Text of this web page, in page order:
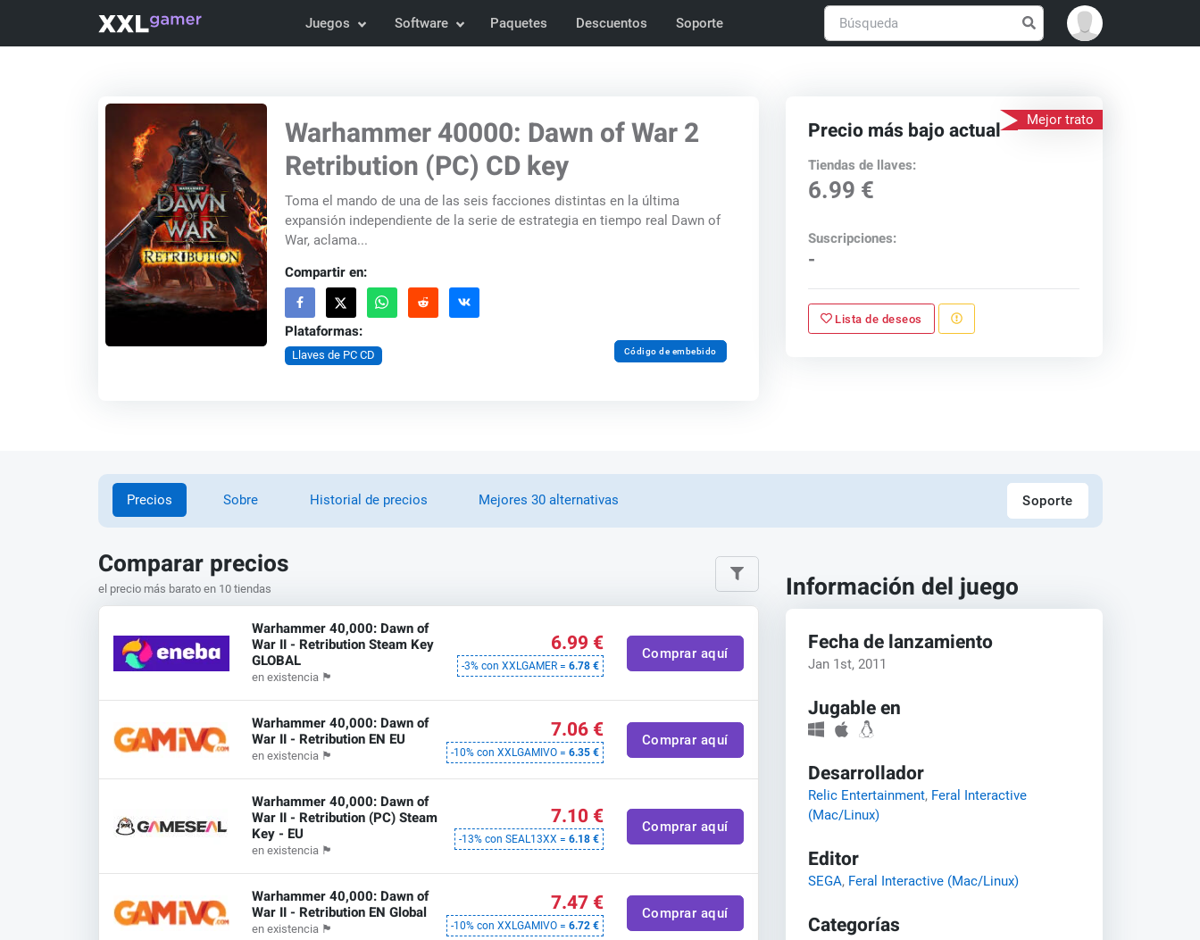
Juegos Software Paquetes Descuentos Soporte
Warhammer 40000: Dawn of War 2
Retribution (PC) CD key
Toma el mando de una de las seis facciones distintas en la última
expansión independiente de la serie de estrategia en tiempo real Dawn of
War, aclama...
Compartir en:
Plataformas:
Llaves de PC CD Código de embebido
Mejor trato
Precio más bajo actual
Tiendas de llaves:
6.99 €
Suscripciones:
-
Lista de deseos
Precios Sobre Historial de precios Mejores 30 alternativas Soporte
Comparar precios
el precio más barato en 10 tiendas
Warhammer 40,000: Dawn of
War II - Retribution Steam Key
GLOBAL
en existencia 🏴
6.99 €
-3% con XXLGAMER = 6.78 €
Comprar aquí
Warhammer 40,000: Dawn of
War II - Retribution EN EU
en existencia 🏴
7.06 €
-10% con XXLGAMIVO = 6.35 €
Comprar aquí
Warhammer 40,000: Dawn of
War II - Retribution (PC) Steam
Key - EU
en existencia 🏴
7.10 €
-13% con SEAL13XX = 6.18 €
Comprar aquí
Warhammer 40,000: Dawn of
War II - Retribution EN Global
en existencia 🏴
7.47 €
-10% con XXLGAMIVO = 6.72 €
Comprar aquí
Información del juego
Fecha de lanzamiento
Jan 1st, 2011
Jugable en
Desarrollador
Relic Entertainment, Feral Interactive
(Mac/Linux)
Editor
SEGA, Feral Interactive (Mac/Linux)
Categorías